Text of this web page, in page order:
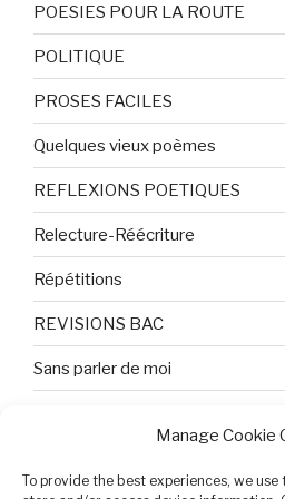
Manage Cookie
To provide the best experiences, we
POESIES POUR LA ROUTE
POLITIQUE
PROSES FACILES
Quelques vieux poèmes
REFLEXIONS POETIQUES
Relecture-Réécriture
Répétitions
REVISIONS BAC
Sans parler de moi